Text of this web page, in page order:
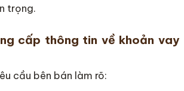
trọng.
cấp thông tin về khoản vay
cầu bên bán làm rõ: